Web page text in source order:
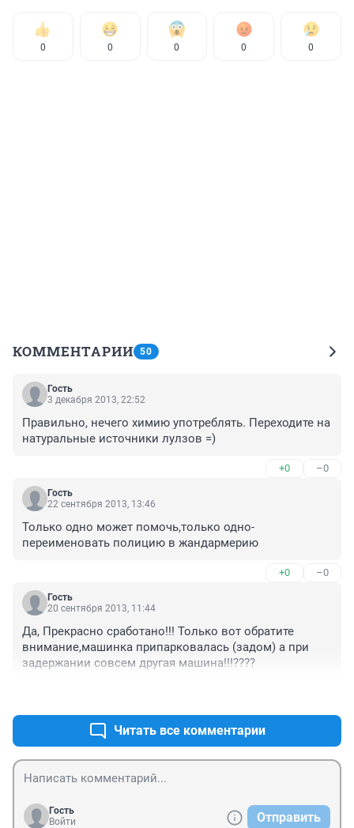
0 0 0 0 0
КОММЕНТАРИИ 50
Гость
3 декабря 2013, 22:52
Правильно, нечего химию употреблять. Переходите на
натуральные источники лулзов =)
+0 –0
Гость
22 сентября 2013, 13:46
Только одно может помочь,только одно-
переименовать полицию в жандармерию
+0 –0
Гость
20 сентября 2013, 11:44
Да, Прекрасно сработано!!! Только вот обратите
внимание,машинка припарковалась (задом) а при
задержании совсем другая машина!!!????
Читать все комментарии
Гость
Войти
Отправить